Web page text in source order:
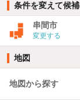
条件を変えて候
串間市
変更する
地図
地図から探す